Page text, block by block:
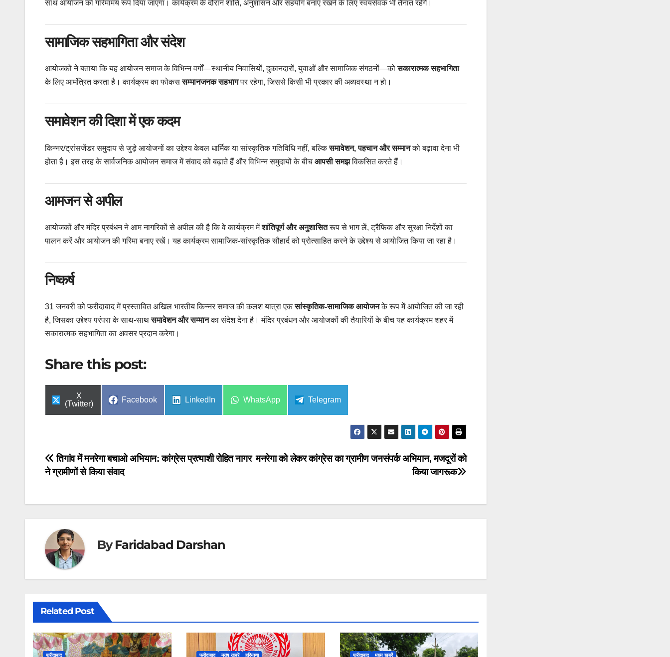
साथ आयोजन को गरिमामय रूप दिया जाएगा। कार्यक्रम के दौरान शांति, अनुशासन और सहयोग बनाए रखने के लिए स्वयंसेवक भी तैनात रहेंगे।
सामाजिक सहभागिता और संदेश
आयोजकों ने बताया कि यह आयोजन समाज के विभिन्न वर्गों—स्थानीय निवासियों, दुकानदारों, युवाओं और सामाजिक संगठनों—कोसकारात्मक सहभागिता
के लिए आमंत्रित करता है। कार्यक्रम का फोकससम्मानजनक सहभागपर रहेगा, जिससे किसी भी प्रकार की अव्यवस्था न हो।
समावेशन की दिशा में एक कदम
किन्नर/ट्रांसजेंडर समुदाय से जुड़े आयोजनों का उद्देश्य केवल धार्मिक या सांस्कृतिक गतिविधि नहीं, बल्किसमावेशन, पहचान और सम्मानको बढ़ावा देना भी
होता है। इस तरह के सार्वजनिक आयोजन समाज में संवाद को बढ़ाते हैं और विभिन्न समुदायों के बीच आपसी समझविकसित करते हैं।
आमजन से अपील
आयोजकों और मंदिर प्रबंधन ने आम नागरिकों से अपील की है कि वे कार्यक्रम मेंशांतिपूर्ण और अनुशासितरूप से भाग लें, ट्रैफिक और सुरक्षा निर्देशों का
पालन करें और आयोजन की गरिमा बनाए रखें। यह कार्यक्रम सामाजिक-सांस्कृतिक सौहार्द को प्रोत्साहित करने के उद्देश्य से आयोजित किया जा रहा है।
निष्कर्ष
31 जनवरी को फरीदाबाद में प्रस्तावित अखिल भारतीय किन्नर समाज की कलश यात्रा एकसांस्कृतिक-सामाजिक आयोजनके रूप में आयोजित की जा रही
है, जिसका उद्देश्य परंपरा के साथ-साथसमावेशन और सम्मानका संदेश देना है। मंदिर प्रबंधन और आयोजकों की तैयारियों के बीच यह कार्यक्रम शहर में
सकारात्मक सहभागिता का अवसर प्रदान करेगा।
Share this post:
Share
on
X
(Twitter)
Share
Facebook
Share
LinkedIn
Share
WhatsApp
Share
Telegram
Post
navigation
मनरेगा को लेकर कांग्रेस का ग्रामीण जनसंपर्क अभियान, मजदूरों को
किया जागरूक
तिगांव में मनरेगा बचाओ अभियान: कांग्रेस प्रत्याशी रोहित नागर
ने ग्रामीणों से किया संवाद
ByFaridabad Darshan
Related Post
फरीदाबाद फरीदाबाद मुख्य खबरें हरियाणा फरीदाबाद मुख्य खबरें